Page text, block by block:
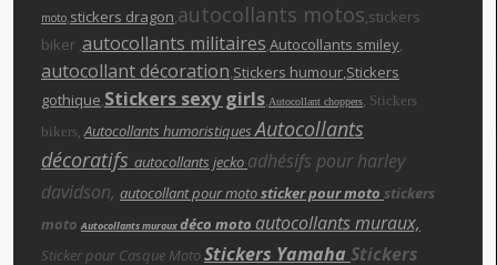
moto,stickers dragon,autocollants motos,stickers
biker ,autocollants militaires,Autocollants smiley,
autocollant décoration,Stickers humour,Stickers
gothique,Stickers sexy girls,Autocollant choppers, Stickers
bikers,Autocollants humoristiquesAutocollants
décoratifs autocollants jecko adhésifs pour harley
davidson, autocollant pour motosticker pour moto stickers
motoAutocollants murauxdéco moto autocollants muraux,
Sticker pour Casque MotoStickers Yamaha Stickers